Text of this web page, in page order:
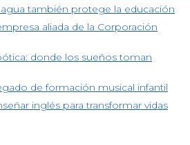
agua también protege la educación
aliada de la Corporación
donde los sueños toman
de formación musical infantil
inglés para transformar vidas